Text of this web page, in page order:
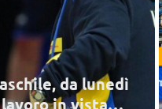
da lunedì
in vista